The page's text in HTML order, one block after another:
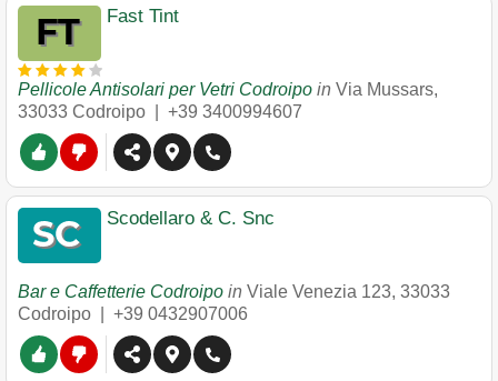
Fast Tint
Pellicole Antisolari per Vetri Codroipo in Via Mussars,
33033 Codroipo +39 3400994607
Scodellaro & C. Snc
Bar e Caffetterie Codroipo in Viale Venezia 123, 33033
Codroipo
+39 0432907006